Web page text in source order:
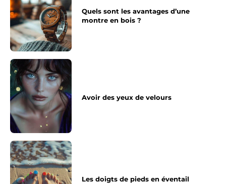
Quels sont les avantages d’une
montre en bois ?
Avoir des yeux de velours
Les doigts de pieds en éventail